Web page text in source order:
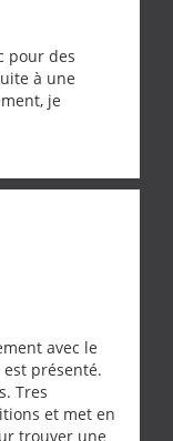
pour des
à une
je
avec le
présenté.
Tres
et met en
trouver une